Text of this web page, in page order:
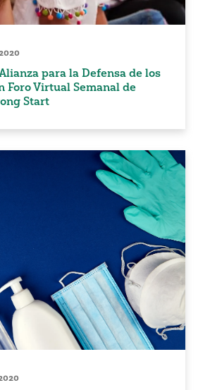
para la Defensa de los
Foro Virtual Semanal de
Start